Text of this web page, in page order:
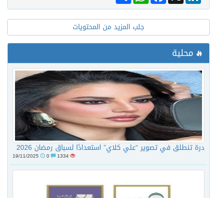
جلب المزيد من المحتويات
محلية
درة تنطلق في تصوير “علي كلاي” استعدادًا لسباق رمضان 2026
1334